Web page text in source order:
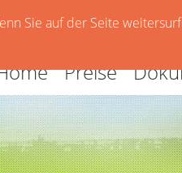
Sie auf der Seite
Preise